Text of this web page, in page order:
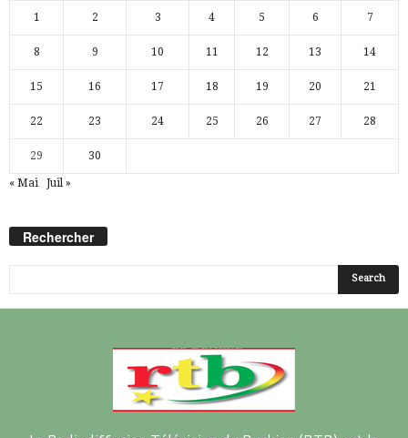
1 2 3 4 5 6 7
8 9 10 11 12 13 14
15 16 17 18 19 20 21
22 23 24 25 26 27 28
29 30
« Mai Juil »
Rechercher